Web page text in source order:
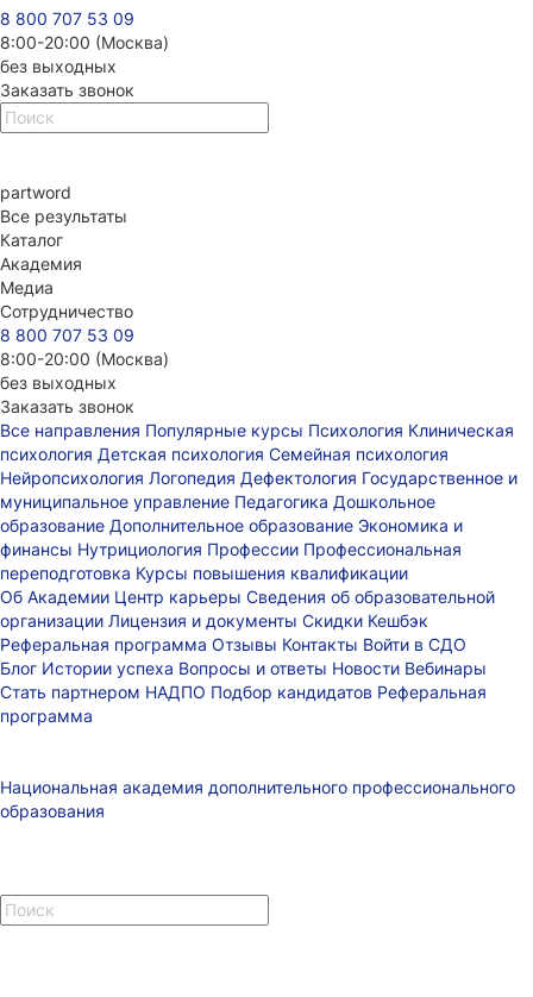
8 800 707 53 09
8:00-20:00 (Москва)
без выходных
Заказать звонок
partword
Все результаты
Каталог
Академия
Медиа
Сотрудничество
8 800 707 53 09
8:00-20:00 (Москва)
без выходных
Заказать звонок
Все направления Популярные курсы Психология Клиническая
психология Детская психология Семейная психология
Нейропсихология Логопедия Дефектология Государственное и
муниципальное управление Педагогика Дошкольное
образование Дополнительное образование Экономика и
финансы Нутрициология Профессии Профессиональная
переподготовка Курсы повышения квалификации
Об Академии Центр карьеры Сведения об образовательной
организации Лицензия и документы Скидки Кешбэк
Реферальная программа Отзывы Контакты Войти в СДО
Блог Истории успеха Вопросы и ответы Новости Вебинары
Стать партнером НАДПО Подбор кандидатов Реферальная
программа
Национальная академия дополнительного профессионального
образования